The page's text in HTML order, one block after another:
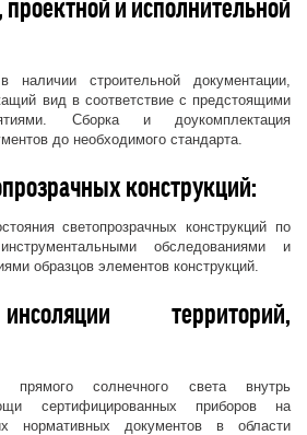
и исполнительной
строительной документации,
вид в соответствие с предстоящими
Сборка и доукомплектация
до необходимого стандарта.
конструкций:
светопрозрачных конструкций по
обследованиями и
образцов элементов конструкций.
территорий,
прямого солнечного света внутрь
сертифицированных приборов на
нормативных документов в области